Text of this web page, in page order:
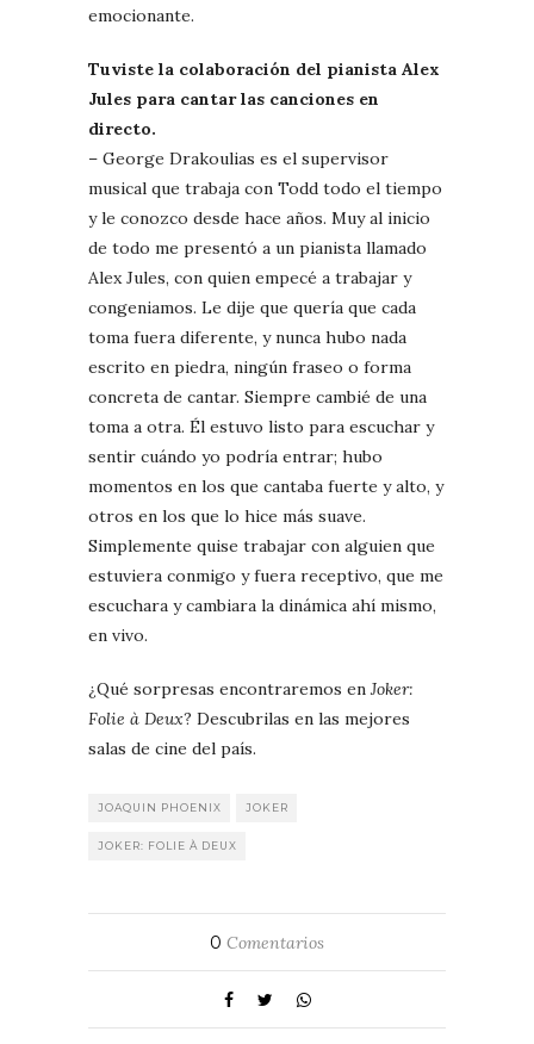
emocionante.
Tuviste la colaboración del pianista Alex
Jules para cantar las canciones en
directo.
– George Drakoulias es el supervisor
musical que trabaja con Todd todo el tiempo
y le conozco desde hace años. Muy al inicio
de todo me presentó a un pianista llamado
Alex Jules, con quien empecé a trabajar y
congeniamos. Le dije que quería que cada
toma fuera diferente, y nunca hubo nada
escrito en piedra, ningún fraseo o forma
concreta de cantar. Siempre cambié de una
toma a otra. Él estuvo listo para escuchar y
sentir cuándo yo podría entrar; hubo
momentos en los que cantaba fuerte y alto, y
otros en los que lo hice más suave.
Simplemente quise trabajar con alguien que
estuviera conmigo y fuera receptivo, que me
escuchara y cambiara la dinámica ahí mismo,
en vivo.
¿Qué sorpresas encontraremos en Joker:
Folie à Deux? Descubrilas en las mejores
salas de cine del país.
JOAQUIN PHOENIX JOKER
JOKER: FOLIE À DEUX
0 Comentarios